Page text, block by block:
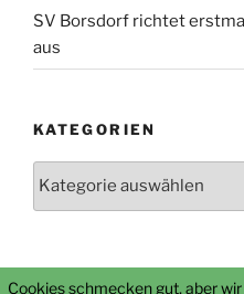
SV Borsdorf richtet
aus
KATEGORIEN
Cookies schmecken gut, aber